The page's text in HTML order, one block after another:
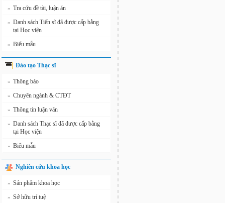
» Tra cứu đề tài, luận án
» Danh sách Tiến sĩ đã được cấp bằng
tại Học viện
» Biểu mẫu
Đào tạo Thạc sĩ
» Thông báo
» Chuyên ngành & CTĐT
» Thông tin luận văn
» Danh sách Thạc sĩ đã được cấp bằng
tại Học viện
» Biểu mẫu
Nghiên cứu khoa học
» Sản phẩm khoa học
» Sở hữu trí tuệ